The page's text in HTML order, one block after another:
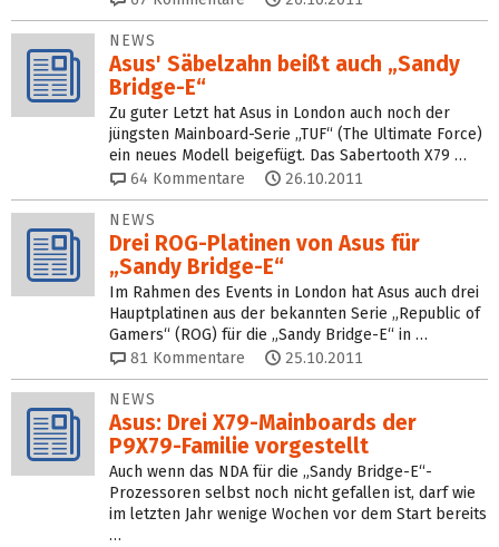
NEWS
Asus' Säbelzahn beißt auch „Sandy
Bridge-E“
Zu guter Letzt hat Asus in London auch noch der
jüngsten Mainboard-Serie „TUF“ (The Ultimate Force)
ein neues Modell beigefügt. Das Sabertooth X79 …
64 Kommentare 26.10.2011
NEWS
Drei ROG-Platinen von Asus für
„Sandy Bridge-E“
Im Rahmen des Events in London hat Asus auch drei
Hauptplatinen aus der bekannten Serie „Republic of
Gamers“ (ROG) für die „Sandy Bridge-E“ in …
81 Kommentare 25.10.2011
NEWS
Asus: Drei X79-Mainboards der
P9X79-Familie vorgestellt
Auch wenn das NDA für die „Sandy Bridge-E“-
Prozessoren selbst noch nicht gefallen ist, darf wie
im letzten Jahr wenige Wochen vor dem Start bereits
…